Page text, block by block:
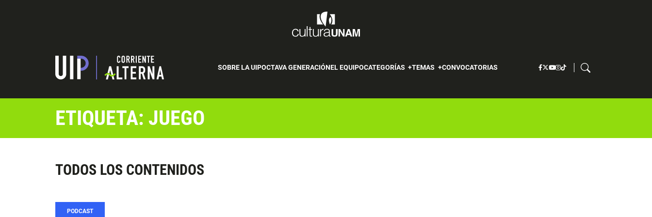
SOBRE LA UIPOCTAVA GENERACIÓNEL EQUIPOCATEGORÍAS TEMAS CONVOCATORIAS
ETIQUETA: JUEGO
TODOS LOS CONTENIDOS
PODCAST